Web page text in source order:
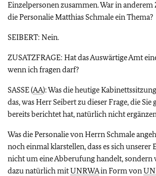
Einzelpersonen zusammen. War in
die Personalie Matthias Schmale ein Thema?
SEIBERT: Nein.
ZUSATZFRAGE: Hat das Auswärtige Amt
wenn ich fragen darf?
SASSE (AA): Was die heutige
das, was Herr Seibert zu dieser Frage, die Sie
bereits berichtet hat, natürlich nicht
Was die Personalie von Herrn Schmale
noch einmal klarstellen, dass es sich unserer
nicht um eine Abberufung handelt, sondern
dazu natürlich mitUNRWAin Form von